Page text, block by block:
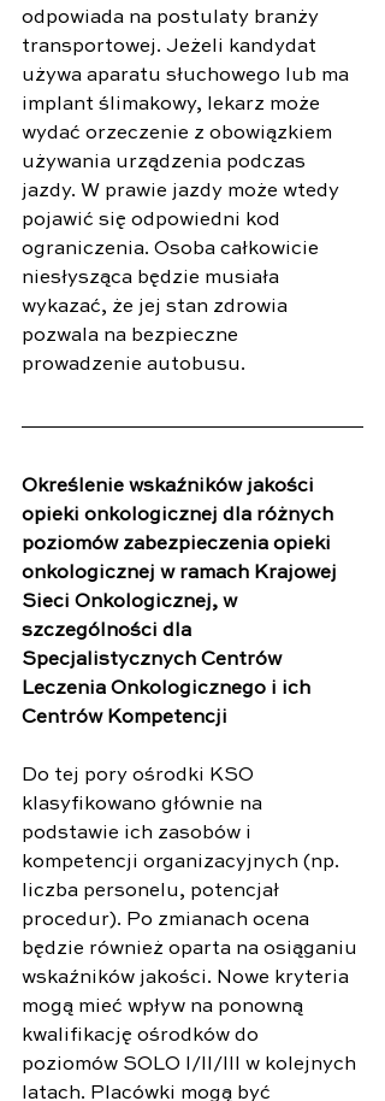
odpowiada na postulaty branży
transportowej. Jeżeli kandydat
używa aparatu słuchowego lub ma
implant ślimakowy, lekarz może
wydać orzeczenie z obowiązkiem
używania urządzenia podczas
jazdy. W prawie jazdy może wtedy
pojawić się odpowiedni kod
ograniczenia. Osoba całkowicie
niesłysząca będzie musiała
wykazać, że jej stan zdrowia
pozwala na bezpieczne
prowadzenie autobusu.
Określenie wskaźników jakości
opieki onkologicznej dla różnych
poziomów zabezpieczenia opieki
onkologicznej w ramach Krajowej
Sieci Onkologicznej, w
szczególności dla
Specjalistycznych Centrów
Leczenia Onkologicznego i ich
Centrów Kompetencji
Do tej pory ośrodki KSO
klasyfikowano głównie na
podstawie ich zasobów i
kompetencji organizacyjnych (np.
liczba personelu, potencjał
procedur). Po zmianach ocena
będzie również oparta na osiąganiu
wskaźników jakości. Nowe kryteria
mogą mieć wpływ na ponowną
kwalifikację ośrodków do
poziomów SOLO I/II/III w kolejnych
latach. Placówki mogą być